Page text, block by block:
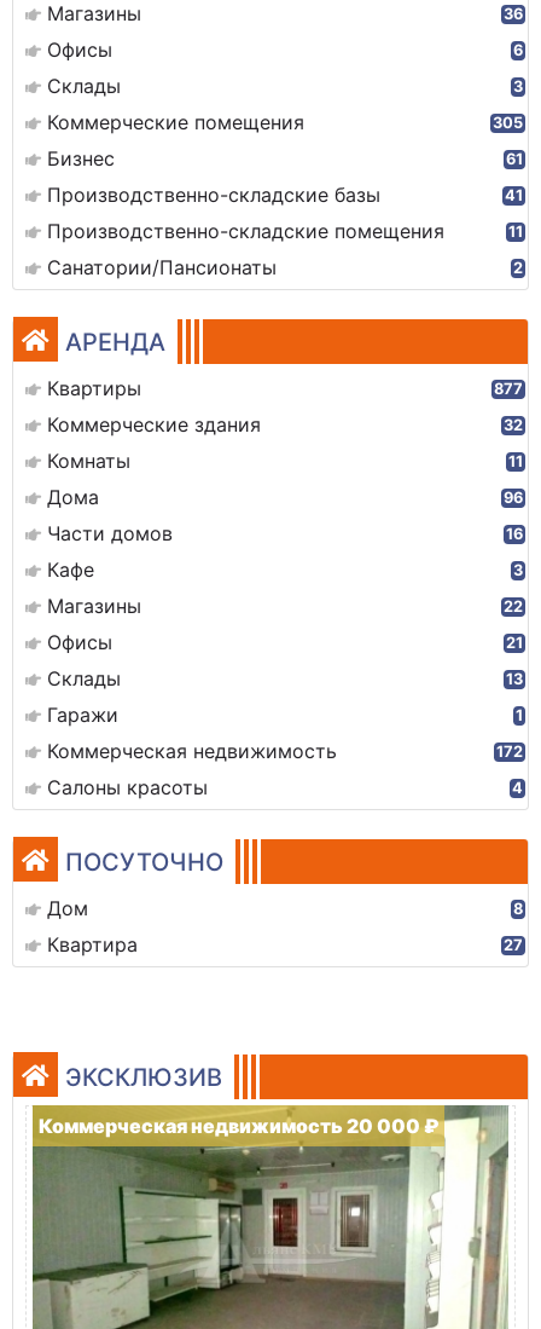
Магазины 36
Офисы 6
Склады 3
Коммерческие помещения 305
Бизнес 61
Производственно-складские базы 41
Производственно-складские помещения 11
Санатории/Пансионаты 2
АРЕНДА
Квартиры 877
Коммерческие здания 32
Комнаты 11
Дома 96
Части домов 16
Кафе 3
Магазины 22
Офисы 21
Склады 13
Гаражи 1
Коммерческая недвижимость 172
Салоны красоты 4
ПОСУТОЧНО
Дом 8
Квартира 27
ЭКСКЛЮЗИВ
Коммерческая недвижимость 20 000 ₽